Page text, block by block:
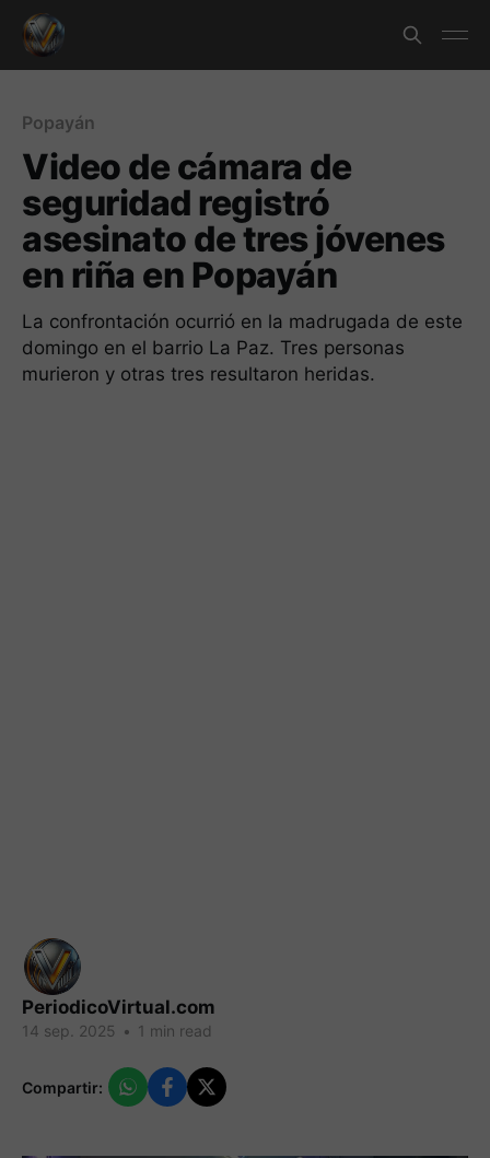
Popayán
Video de cámara de
seguridad registró
asesinato de tres jóvenes
en riña en Popayán
La confrontación ocurrió en la madrugada de este
domingo en el barrio La Paz. Tres personas
murieron y otras tres resultaron heridas.
PeriodicoVirtual.com
14 sep. 2025 • 1 min read
Compartir: